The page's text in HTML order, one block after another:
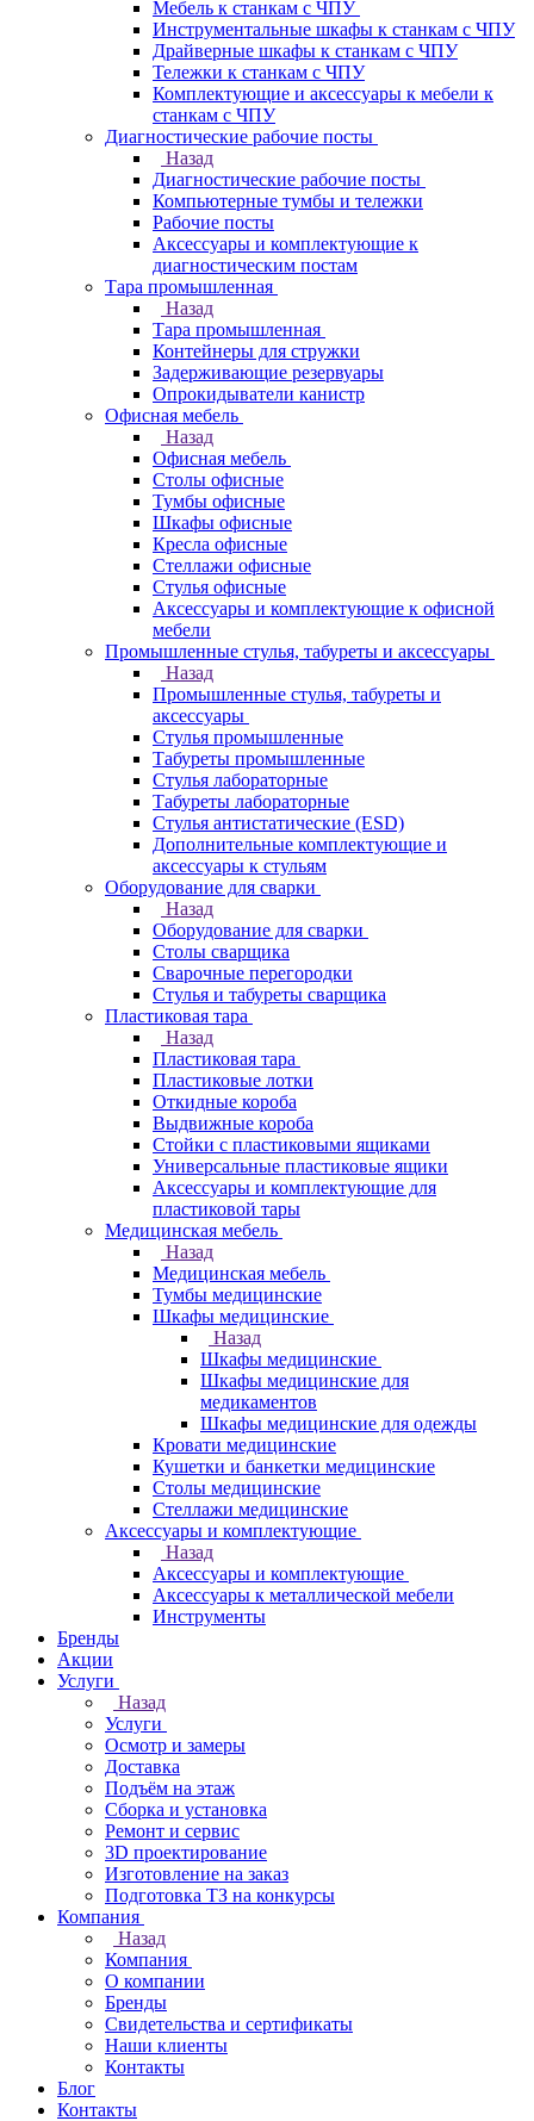
Мебель к станкам с ЧПУ
Инструментальные шкафы к станкам с ЧПУ
Драйверные шкафы к станкам с ЧПУ
Тележки к станкам с ЧПУ
Комплектующие и аксессуары к мебели к
станкам с ЧПУ
Диагностические рабочие посты
Назад
Диагностические рабочие посты
Компьютерные тумбы и тележки
Рабочие посты
Аксессуары и комплектующие к
диагностическим постам
Тара промышленная
Назад
Тара промышленная
Контейнеры для стружки
Задерживающие резервуары
Опрокидыватели канистр
Офисная мебель
Назад
Офисная мебель
Столы офисные
Тумбы офисные
Шкафы офисные
Кресла офисные
Стеллажи офисные
Стулья офисные
Аксессуары и комплектующие к офисной
мебели
Промышленные стулья, табуреты и аксессуары
Назад
Промышленные стулья, табуреты и
аксессуары
Стулья промышленные
Табуреты промышленные
Стулья лабораторные
Табуреты лабораторные
Стулья антистатические (ESD)
Дополнительные комплектующие и
аксессуары к стульям
Оборудование для сварки
Назад
Оборудование для сварки
Столы сварщика
Сварочные перегородки
Стулья и табуреты сварщика
Пластиковая тара
Назад
Пластиковая тара
Пластиковые лотки
Откидные короба
Выдвижные короба
Стойки с пластиковыми ящиками
Универсальные пластиковые ящики
Аксессуары и комплектующие для
пластиковой тары
Медицинская мебель
Назад
Медицинская мебель
Тумбы медицинские
Шкафы медицинские
Назад
Шкафы медицинские
Шкафы медицинские для
медикаментов
Шкафы медицинские для одежды
Кровати медицинские
Кушетки и банкетки медицинские
Столы медицинские
Стеллажи медицинские
Аксессуары и комплектующие
Назад
Аксессуары и комплектующие
Аксессуары к металлической мебели
Инструменты
Бренды
Акции
Услуги
Назад
Услуги
Осмотр и замеры
Доставка
Подъём на этаж
Сборка и установка
Ремонт и сервис
3D проектирование
Изготовление на заказ
Подготовка ТЗ на конкурсы
Компания
Назад
Компания
О компании
Бренды
Свидетельства и сертификаты
Наши клиенты
Контакты
Блог
Контакты